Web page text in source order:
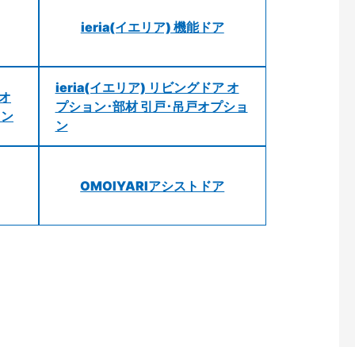
ieria(イエリア) 機能ドア
ieria(イエリア) リビングドア オ
プション･部材 引戸･吊戸オプショ
ン
OMOIYARIアシストドア